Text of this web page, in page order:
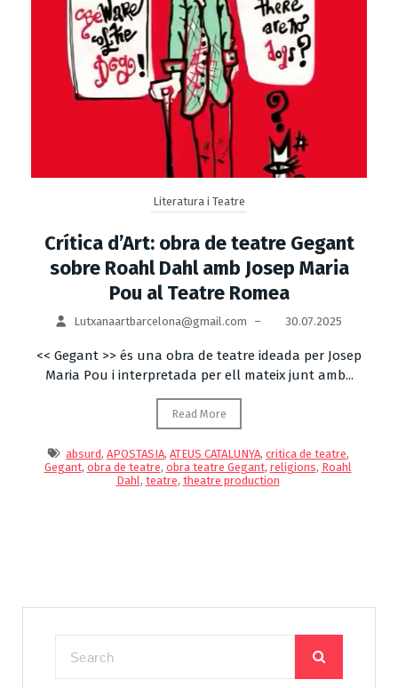
Literatura i Teatre
Crítica d’Art: obra de teatre Gegant
sobre Roahl Dahl amb Josep Maria
Pou al Teatre Romea
Lutxanaartbarcelona@gmail.com – 30.07.2025
<< Gegant >> és una obra de teatre ideada per Josep
Maria Pou i interpretada per ell mateix junt amb...
Read More
absurd,APOSTASIA,ATEUS CATALUNYA,critica de teatre,
Gegant, obra de teatre, obra teatre Gegant, religions, Roahl
Dahl, teatre, theatre production